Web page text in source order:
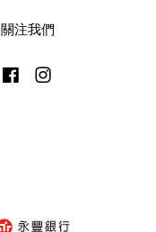
關注我們
Facebook